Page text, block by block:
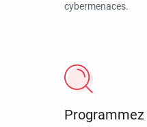
cybermenaces.